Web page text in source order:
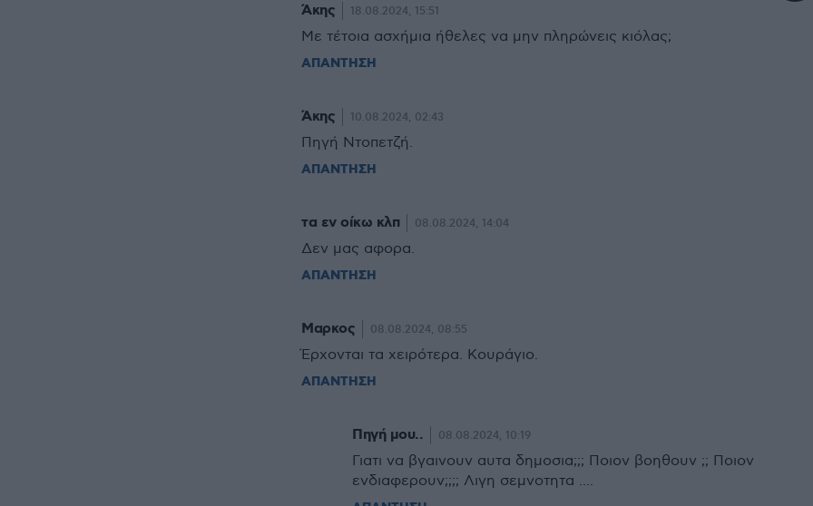
Άκης 18.08.2024, 15:51
Με τέτοια ασχήμια ήθελες να μην πληρώνεις κιόλας;
ΑΠΑΝΤΗΣΗ
Άκης 10.08.2024, 02:43
Πηγή Ντοπετζή.
ΑΠΑΝΤΗΣΗ
τα εν οίκω κλπ 08.08.2024, 14:04
Δεν μας αφορα.
ΑΠΑΝΤΗΣΗ
Μαρκος 08.08.2024, 08:55
Έρχονται τα χειρότερα. Κουράγιο.
ΑΠΑΝΤΗΣΗ
Πηγή μου.. 08.08.2024, 10:19
Γιατι να βγαινουν αυτα δημοσια;;; Ποιον βοηθουν ;; Ποιον
ενδιαφερουν;;;; Λιγη σεμνοτητα ....